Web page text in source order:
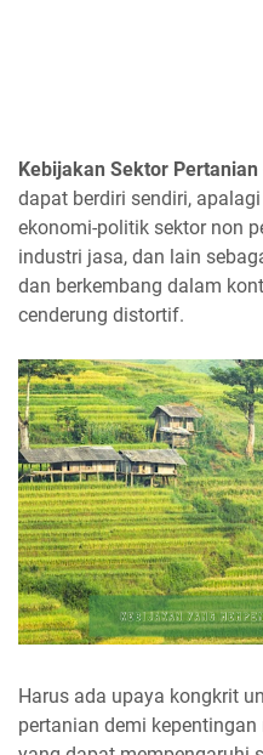
Kebijakan Sektor Pertanian
dapat berdiri sendiri,
ekonomi-politik sektor non
industri jasa, dan lain
dan berkembang dalam
cenderung distortif.
Harus ada upaya kongkrit
pertanian demi